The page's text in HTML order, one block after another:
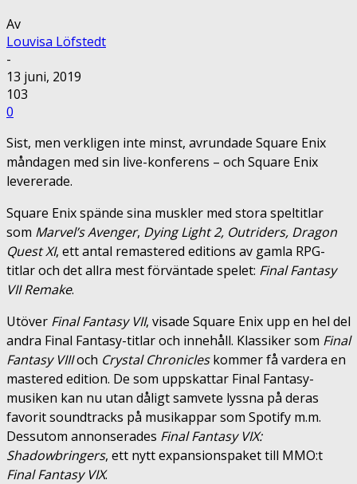
Av
Louvisa Löfstedt
-
13 juni, 2019
103
0
Sist, men verkligen inte minst, avrundade Square Enix
måndagen med sin live-konferens – och Square Enix
levererade.
Square Enix spände sina muskler med stora speltitlar
som Marvel’s Avenger, Dying Light 2, Outriders, Dragon
Quest XI, ett antal remastered editions av gamla RPG-
titlar och det allra mest förväntade spelet: Final Fantasy
VII Remake.
Utöver Final Fantasy VII, visade Square Enix upp en hel del
andra Final Fantasy-titlar och innehåll. Klassiker som Final
Fantasy VIIIoch Crystal Chronicleskommer få vardera en
mastered edition. De som uppskattar Final Fantasy-
musiken kan nu utan dåligt samvete lyssna på deras
favorit soundtracks på musikappar som Spotify m.m.
Dessutom annonserades Final Fantasy VIX:
Shadowbringers, ett nytt expansionspaket till MMO:t
Final Fantasy VIX.